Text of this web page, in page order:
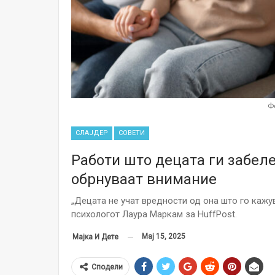
СЛАЈДЕР СОВЕТИ
Работи што децата ги
обрнуваат внимание
„Децата не учат вредности од она што го
психологот Лаура Маркам за HuffPost.
Мајка И Дете Мај 15, 2025
Сподели